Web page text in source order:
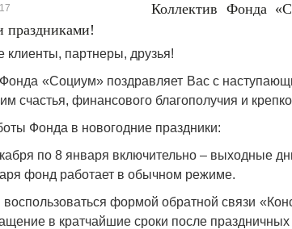
Коллектив Фонда
праздниками!
партнеры, друзья!
Фонда «Социум» поздравляет Вас с
счастья, финансового благополучия и
Фонда в новогодние праздники:
по 8 января включительно – выходные
фонд работает в обычном режиме.
формой обратной связи
в кратчайшие сроки после праздничных